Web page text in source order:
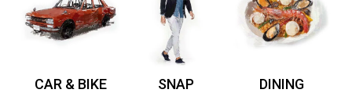
CAR & BIKE SNAP DINING